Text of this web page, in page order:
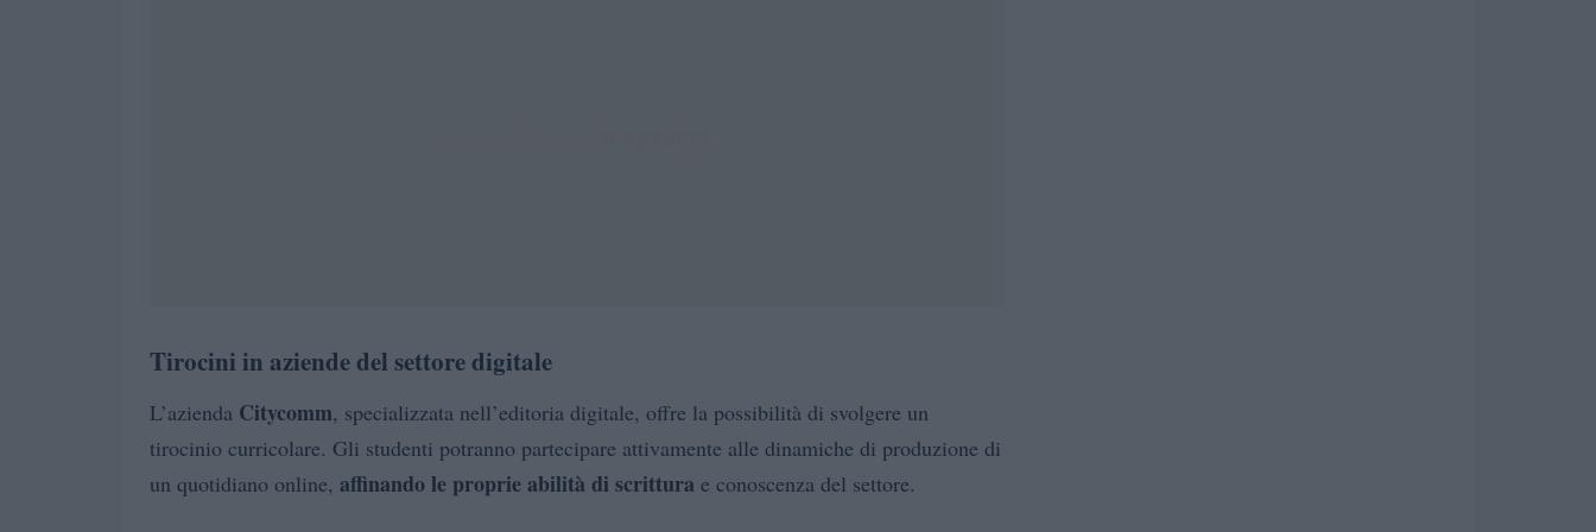
Tirocini in aziende del settore digitale
L’azienda Citycomm, specializzata nell’editoria digitale, offre la possibilità di svolgere un
tirocinio curricolare. Gli studenti potranno partecipare attivamente alle dinamiche di produzione di
un quotidiano online, affinando le proprie abilità di scrittura e conoscenza del settore.